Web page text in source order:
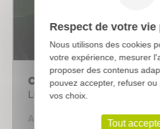
CEANOTHUS 'Concha'
Lilas de Californie - Céanothe
A partir de 3,28 €
Respect de votre vie
Nous utilisons des cookies
votre expérience, mesurer
proposer des contenus
pouvez accepter, refuser
vos choix.
Tout